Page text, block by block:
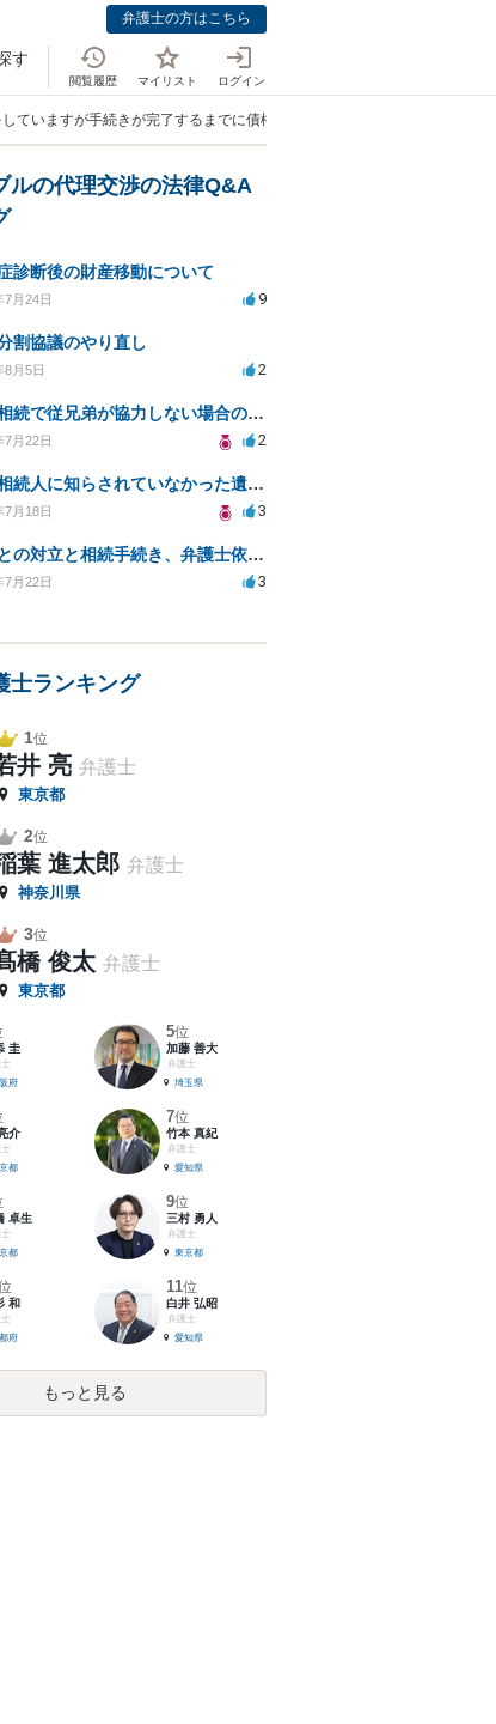
弁護士の方はこちら
す
閲覧履歴 マイリスト ログイン
ていますが手続きが完了するまでに債権者が自宅に来た時の対応方法を教
ルの代理交渉の法律Q&A
診断後の財産移動について
7月24日 9
割協議のやり直し
8月5日 2
遺産相続で従兄弟が協力しない場合の対処法は？
7月22日 2
法定相続人に知らされていなかった遺言と遺産分割
7月18日 3
叔父との対立と相続手続き、弁護士依頼の方法は？
7月22日 3
士ランキング
1位
井 亮 弁護士
東京都
2位
葉 進太郎 弁護士
神奈川県
3位
橋 俊太 弁護士
東京都
圭
士
府
5位
加藤 善大
弁護士
埼玉県
介
士
都
7位
竹本 真紀
弁護士
愛知県
卓生
士
都
9位
三村 勇人
弁護士
東京都
和
士
府
11位
白井 弘昭
弁護士
愛知県
もっと見る